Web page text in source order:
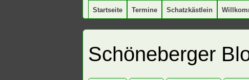
Startseite Termine Schatzkästlein
Schöneberger